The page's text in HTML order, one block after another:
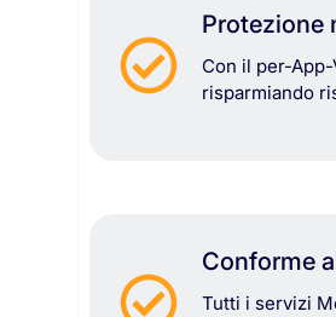
Protezione
Con il per-App-
risparmiando
Conforme
Tutti i servizi